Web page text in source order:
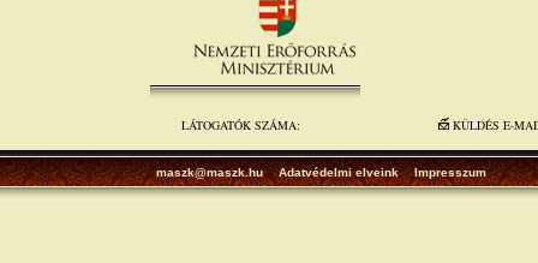
LÁTOGATÓK SZÁMA: KÜLDÉS E-
maszk@maszk.hu Adatvédelmi elveink Impresszum